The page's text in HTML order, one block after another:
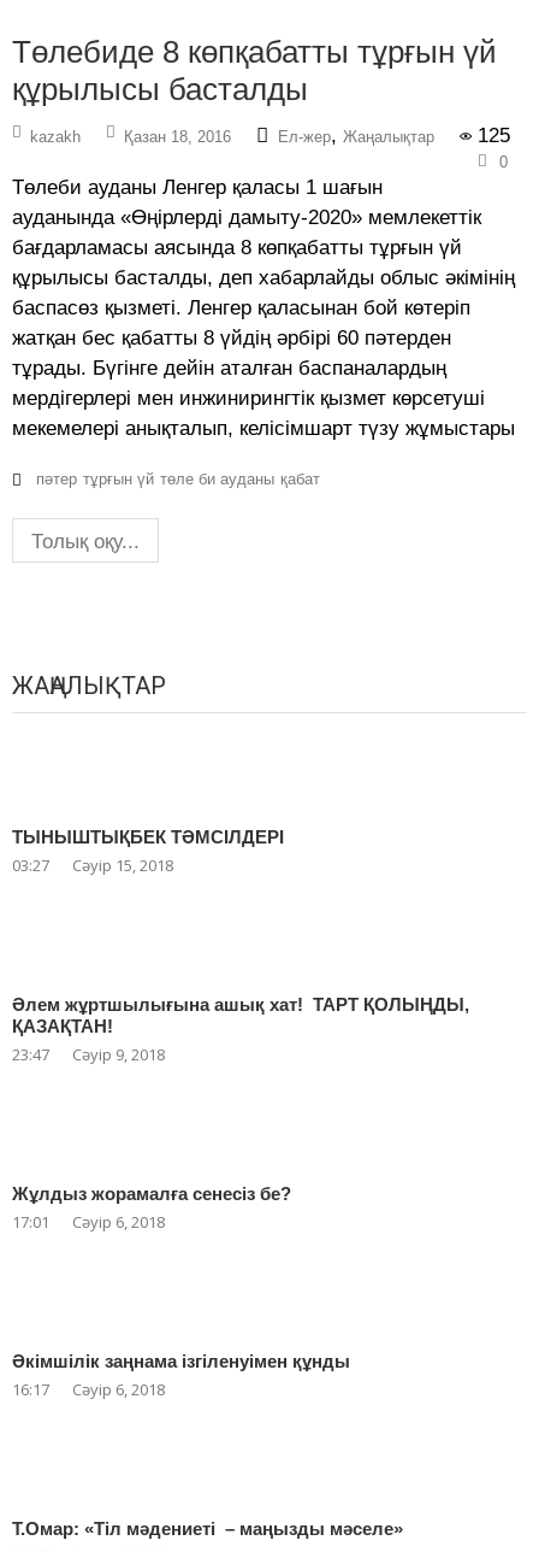
Төлебиде 8 көпқабатты тұрғын үй
құрылысы басталды
kazakh Қазан 18, 2016 Ел-жер, Жаңалықтар 125
0
Төлеби ауданы Ленгер қаласы 1 шағын
ауданында «Өңірлерді дамыту-2020» мемлекеттік
бағдарламасы аясында 8 көпқабатты тұрғын үй
құрылысы басталды, деп хабарлайды облыс әкімінің
баспасөз қызметі. Ленгер қаласынан бой көтеріп
жатқан бес қабатты 8 үйдің әрбірі 60 пәтерден
тұрады. Бүгінге дейін аталған баспаналардың
мердігерлері мен инжинирингтік қызмет көрсетуші
мекемелері анықталып, келісімшарт түзу жұмыстары
пәтер тұрғын үй төле би ауданы қабат
Толық оқу...
ЖАҢАЛЫҚТАР
ТЫНЫШТЫҚБЕК ТӘМСІЛДЕРІ
03:27 Сәуір 15, 2018
Әлем жұртшылығына ашық хат! ТАРТ ҚОЛЫҢДЫ,
ҚАЗАҚТАН!
23:47 Сәуір 9, 2018
Жұлдыз жорамалға сенесіз бе?
17:01 Сәуір 6, 2018
Әкімшілік заңнама ізгіленуімен құнды
16:17 Сәуір 6, 2018
Т.Омар: «Тіл мәдениеті – маңызды мәселе»